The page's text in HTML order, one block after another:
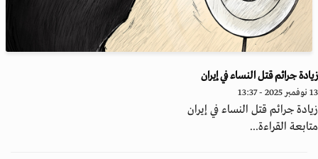
جرائم قتل النساء في إيران
13:37
جرائم قتل النساء في إيران
القراءة...